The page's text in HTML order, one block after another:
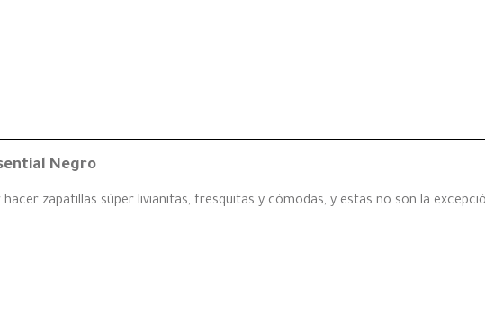
Negro
zapatillas súper livianitas, fresquitas y cómodas, y estas no son la